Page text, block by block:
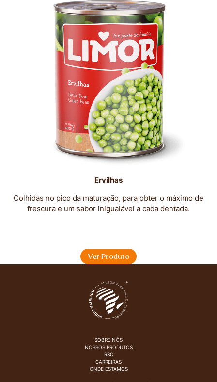
Ervilhas
Colhidas no pico da maturação, para obter o máximo de
frescura e um sabor inigualável a cada dentada.
Ver Produto
SOBRE NÓS
NOSSOS PRODUTOS
RSC
CARREIRAS
ONDE ESTAMOS